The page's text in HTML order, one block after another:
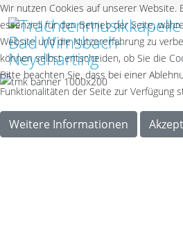
Wir nutzen Cookies auf unserer Website.
essenziell für den Betrieb der Seite,
Website und die Nutzererfahrung zu
können selbst entscheiden, ob Sie die
Bitte beachten Sie, dass bei einer
Funktionalitäten der Seite zur Verfügung
Weitere Informationen